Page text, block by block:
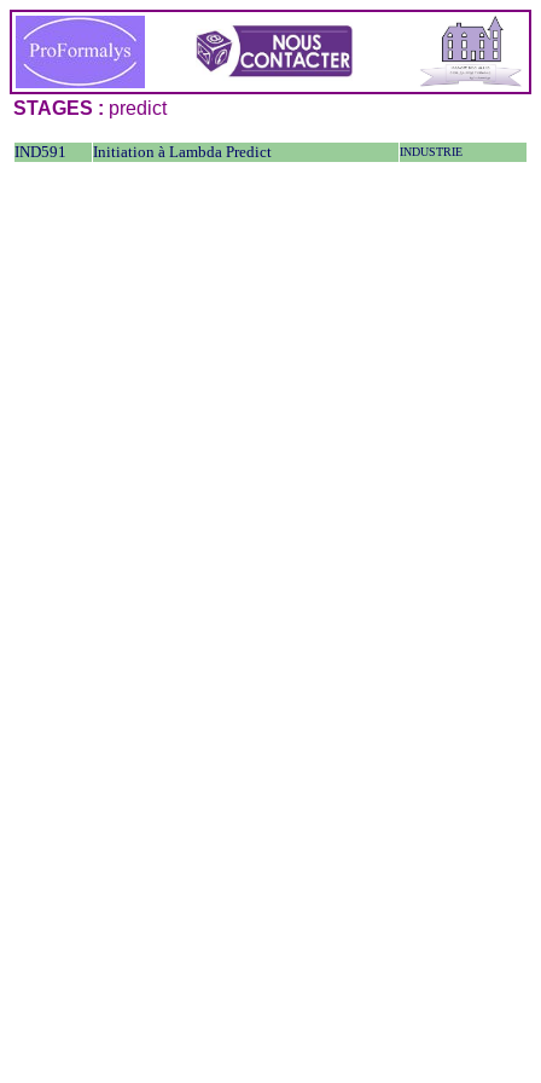
STAGES : predict
IND591 Initiation à Lambda Predict INDUSTRIE